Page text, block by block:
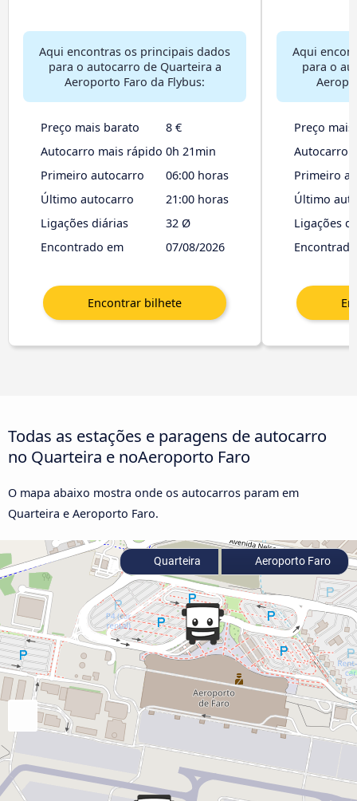
Aqui encontras os principais dados
para o autocarro de Quarteira a
Aeroporto Faro da Flybus:
Preço mais barato
8 €
Autocarro mais rápido 0h 21min
Primeiro autocarro
06:00 horas
Último autocarro
21:00 horas
Ligações diárias
32 Ø
Encontrado em
07/08/2026
Aqui
para o
Preço
Autocarro
Primeiro
Último
Ligações
Todas as estações e paragens de autocarro
no Quarteira e noAeroporto Faro
O mapa abaixo mostra onde os autocarros param em
Quarteira e Aeroporto Faro.
Quarteira Aeroporto Faro